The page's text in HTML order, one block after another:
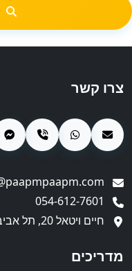
צרו קשר
חיים ויטאל 20, תל אביב
מדריכים